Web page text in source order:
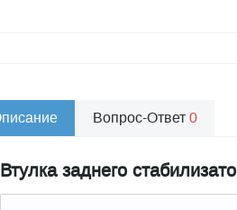
Вопрос-Ответ0
Втулка заднего